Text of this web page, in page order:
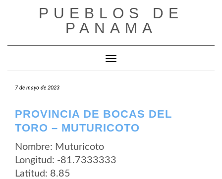
PUEBLOS DE
PANAMA
Cambiar modo de navegación
7 de mayo de 2023
PROVINCIA DE BOCAS DEL
TORO – MUTURICOTO
Nombre: Muturicoto
Longitud: -81.7333333
Latitud: 8.85